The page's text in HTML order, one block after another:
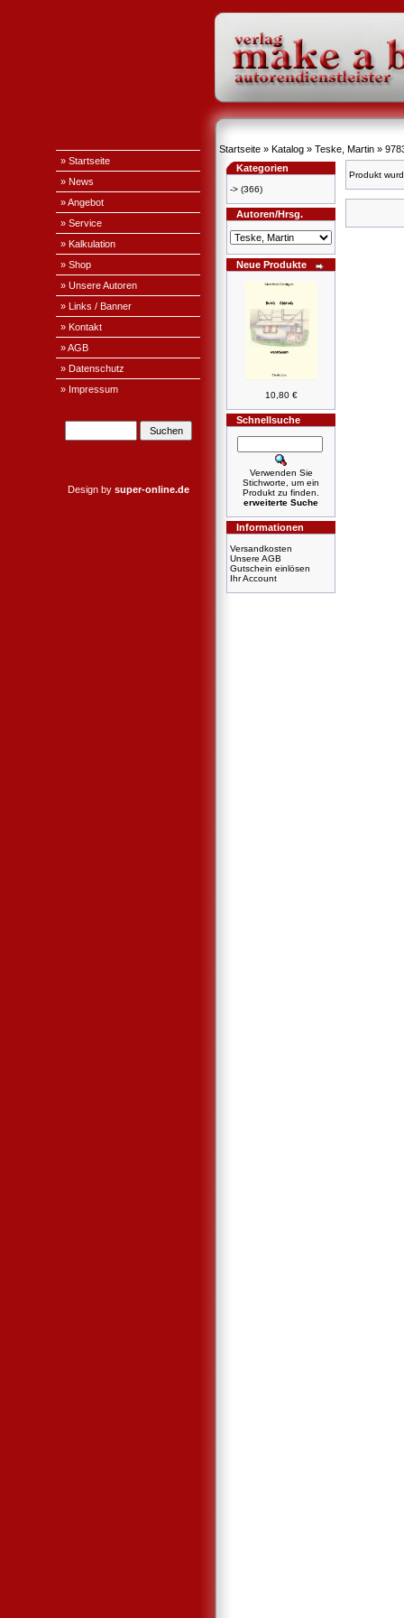
» Startseite
» News
» Angebot
» Service
» Kalkulation
» Shop
» Unsere Autoren
» Links / Banner
» Kontakt
» AGB
» Datenschutz
» Impressum
Design by super-online.de
Startseite » Katalog » Teske, Martin »
Kategorien
-> (366)
Autoren/Hrsg.
Neue Produkte
10,80 €
Schnellsuche
Verwenden Sie
Stichworte, um ein
Produkt zu finden.
erweiterte Suche
Informationen
Versandkosten
Unsere AGB
Gutschein einlösen
Ihr Account
Produkt